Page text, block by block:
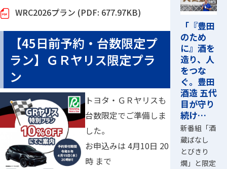
WRC2026プラン (PDF: 677.97KB)
【45日前予約・台数限定プ
ラン】ＧＲヤリス限定プラ
ン
トヨタ・ＧＲヤリスも
台数限定でご準備しま
した。
お申込みは 4月10日 20
時 まで
「『豊田
のため
に』酒を
造り、人
をつな
ぐ。豊田
酒造 五代
目が守り
続け…
新番組「酒
蔵ばなし
とびきり
燗」と限定